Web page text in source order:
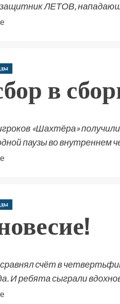
защитник ЛЕТОВ,
в
«Шахтёра»
паузы во
счёт в
И ребята сыграли